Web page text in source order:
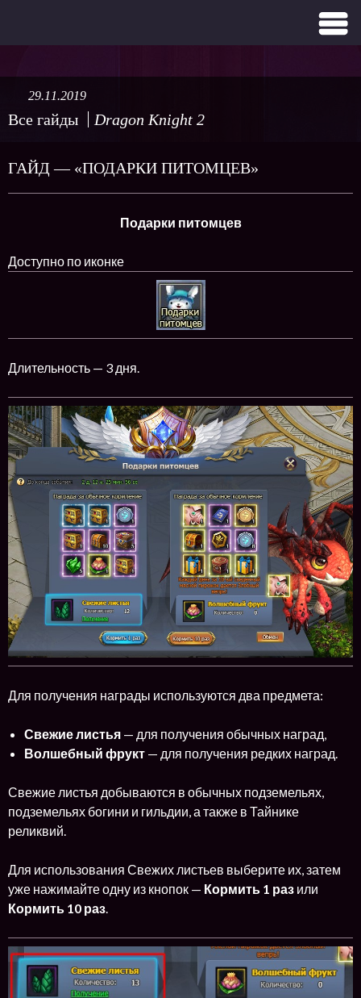
Все гайды Dragon Knight 2
29.11.2019
ГАЙД — «ПОДАРКИ ПИТОМЦЕВ»
Подарки питомцев
Доступно по иконке
Длительность — 3 дня.
Для получения награды используются два предмета:
Свежие листья — для получения обычных наград,
Волшебный фрукт — для получения редких наград.
Свежие листья добываются в обычных подземельях,
подземельях богини и гильдии, а также в Тайнике
реликвий.
Для использования Свежих листьев выберите их, затем
уже нажимайте одну из кнопок — Кормить 1 раз или
Кормить 10 раз.